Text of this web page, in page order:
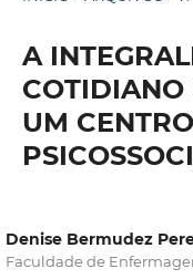
A
COTIDIANO
UM
Denise Bermudez
Faculdade de